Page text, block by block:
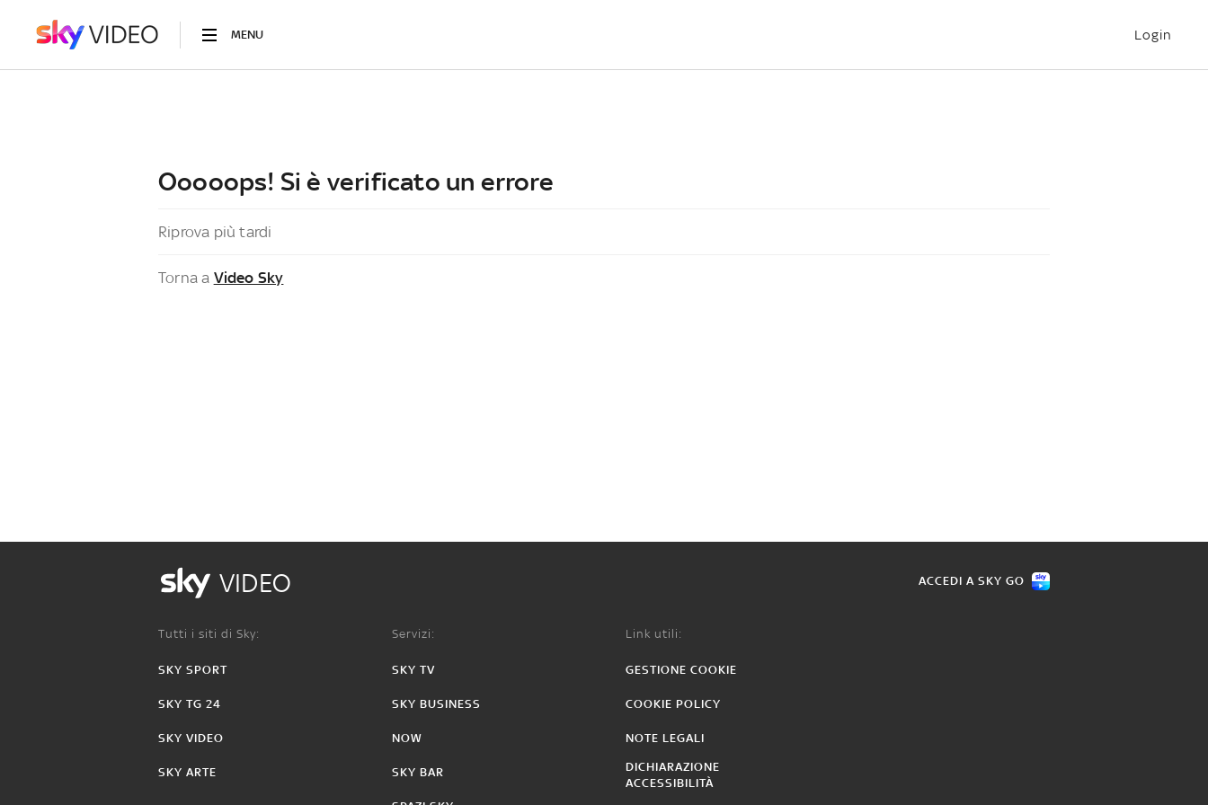
MENU Login
Ooooops! Si è verificato un errore
Riprova più tardi
Torna a Video Sky
VIDEO ACCEDI A SKY GO
Tutti i siti di Sky:
SKY SPORT
SKY TG 24
SKY VIDEO
SKY ARTE
Servizi:
SKY TV
SKY BUSINESS
NOW
SKY BAR
Link utili:
GESTIONE COOKIE
COOKIE POLICY
NOTE LEGALI
DICHIARAZIONE
ACCESSIBILITÀ